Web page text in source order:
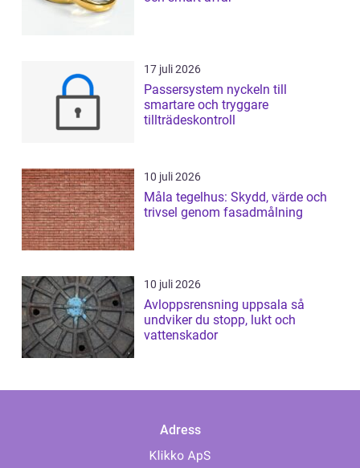
17 juli 2026
Passersystem nyckeln till
smartare och tryggare
tillträdeskontroll
10 juli 2026
Måla tegelhus: Skydd, värde och
trivsel genom fasadmålning
10 juli 2026
Avloppsrensning uppsala så
undviker du stopp, lukt och
vattenskador
Adress